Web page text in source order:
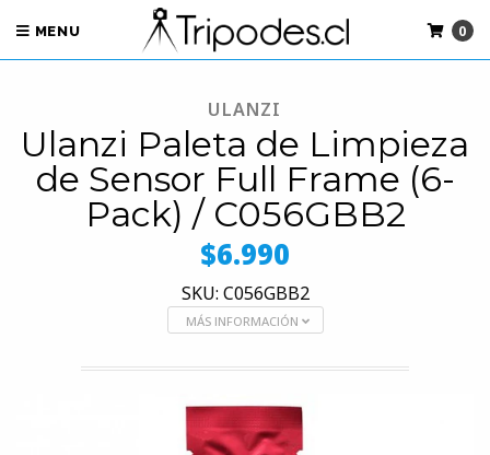
MENU 0
ULANZI
Ulanzi Paleta de Limpieza
de Sensor Full Frame (6-
Pack) / C056GBB2
$6.990
SKU: C056GBB2
MÁS INFORMACIÓN